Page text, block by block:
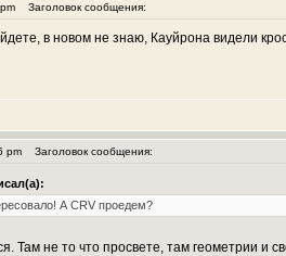
Заголовок сообщения:
в новом не знаю, Кауйрона видели
pm Заголовок сообщения:
А CRV проедем?
Там не то что просвете, там геометрии и